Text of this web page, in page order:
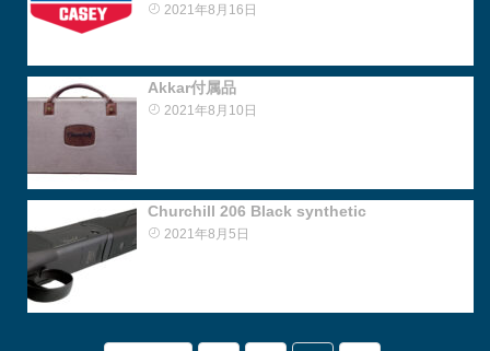
2021年8月16日
Akkar付属品
2021年8月10日
Churchill 206 Black synthetic
2021年8月5日